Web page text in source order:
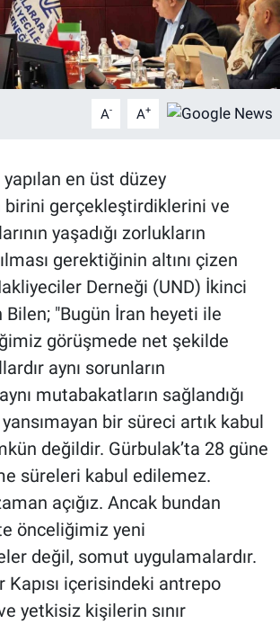
A- A+
en üst düzey
birini gerçekleştirdiklerini ve
yaşadığı zorlukların
gerektiğinin altını çizen
Derneği (UND) İkinci
Bilen; "Bugün İran heyeti ile
görüşmede net şekilde
aynı sorunların
mutabakatların sağlandığı
bir süreci artık kabul
değildir. Gürbulak’ta 28 güne
süreleri kabul edilemez.
açığız. Ancak bundan
önceliğimiz yeni
değil, somut uygulamalardır.
Kapısı içerisindeki antrepo
yetkisiz kişilerin sınır